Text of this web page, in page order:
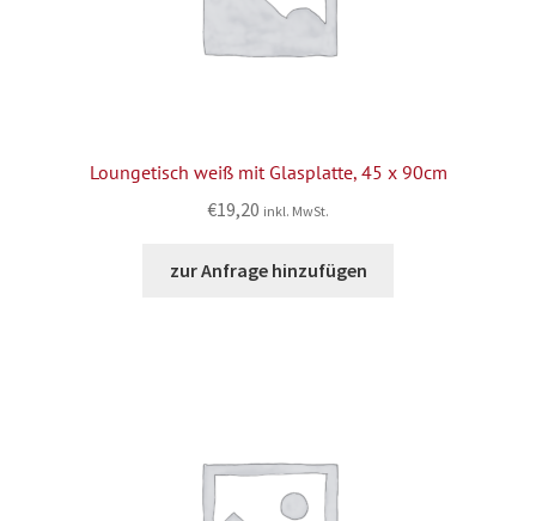
Loungetisch weiß mit Glasplatte, 45 x 90cm
€19,20 inkl. MwSt.
zur Anfrage hinzufügen